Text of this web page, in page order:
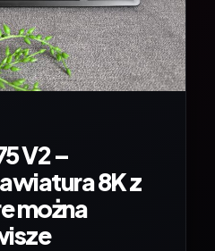
V2 –
8K z
można